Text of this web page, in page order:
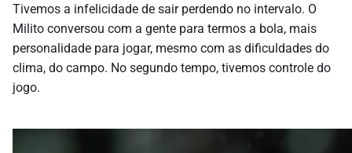
Tivemos a infelicidade de sair perdendo no intervalo. O
Milito conversou com a gente para termos a bola, mais
personalidade para jogar, mesmo com as dificuldades do
clima, do campo. No segundo tempo, tivemos controle do
jogo.